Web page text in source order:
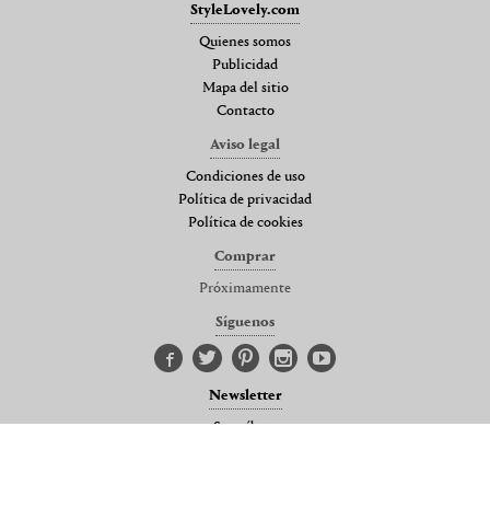
StyleLovely.com
Quienes somos
Publicidad
Mapa del sitio
Contacto
Aviso legal
Condiciones de uso
Política de privacidad
Política de cookies
Comprar
Próximamente
Síguenos
Newsletter
Suscríbete